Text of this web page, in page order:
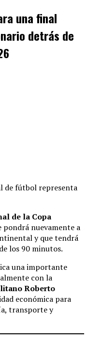
una final
detrás de
de fútbol representa
de la Copa
pondrá nuevamente a
y que tendrá
los 90 minutos.
una importante
con la
Roberto
económica para
transporte y